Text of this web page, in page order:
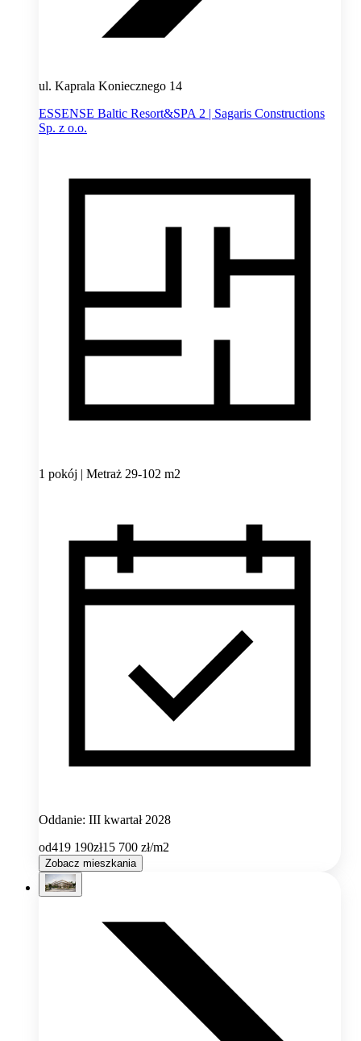
ul. Kaprala Koniecznego 14
ESSENSE Baltic Resort&SPA 2 | Sagaris Constructions
Sp. z o.o.
1 pokój | Metraż 29-102 m2
Oddanie: III kwartał 2028
od419 190zł15 700 zł/m2
Zobacz mieszkania